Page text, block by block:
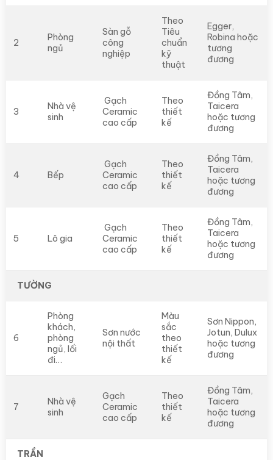
2
Phòng
ngủ
Sàn gỗ
công
nghiệp
Theo
Tiêu
chuẩn
kỹ
thuật
Egger,
Robina hoặc
tương
đương
3
Nhà vệ
sinh
Gạch
Ceramic
cao cấp
Theo
thiết
kế
Đồng Tâm,
Taicera
hoặc tương
đương
4 Bếp
Gạch
Ceramic
cao cấp
Theo
thiết
kế
Đồng Tâm,
Taicera
hoặc tương
đương
5 Lô gia
Gạch
Ceramic
cao cấp
Theo
thiết
kế
Đồng Tâm,
Taicera
hoặc tương
đương
TƯỜNG
6
Phòng
khách,
phòng
ngủ, lối
đi…
Sơn nước
nội thất
Màu
sắc
theo
thiết
kế
Sơn Nippon,
Jotun, Dulux
hoặc tương
đương
7
Nhà vệ
sinh
Gạch
Ceramic
cao cấp
Theo
thiết
kế
Đồng Tâm,
Taicera
hoặc tương
đương
TRẦN